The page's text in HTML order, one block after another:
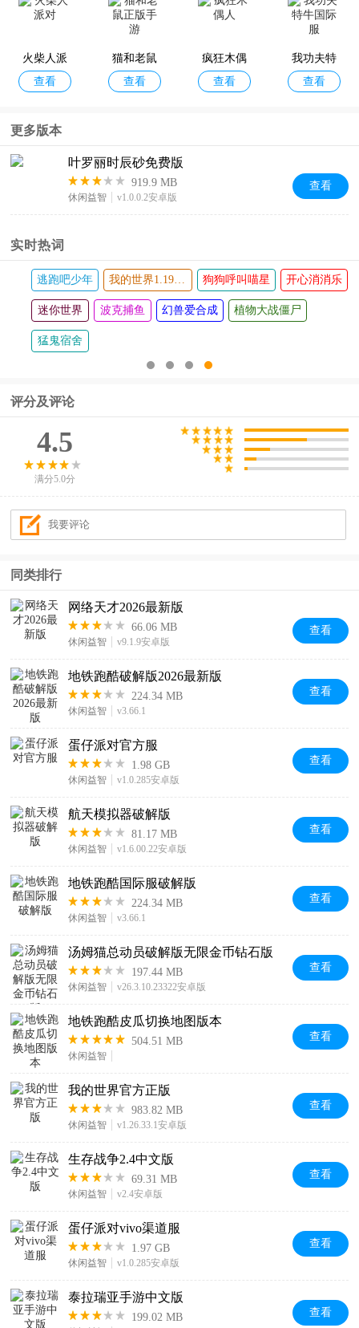
地狱边境
蜘蛛怪物
联机版
查看
死亡公园2
兰德里纳
河的地下
室
查看
火柴人派
对
查看
猫和老鼠
正版手游
查看
疯狂木偶
人
查看
我功夫特
牛国际服
查看
更多版本
叶罗丽时辰砂免费版
919.9 MB
休闲益智 v1.0.0.2安卓版
查看
实时热词
逃跑吧少年 我的世界1.19基岩版 狗狗呼叫喵星 开心消消乐
迷你世界 波克捕鱼 幻兽爱合成 植物大战僵尸
猛鬼宿舍
评分及评论
4.5
满分5.0分
同类排行
网络天才2026最新版
66.06 MB
休闲益智 v9.1.9安卓版
查看
地铁跑酷破解版2026最新版
224.34 MB
休闲益智 v3.66.1
查看
蛋仔派对官方服
1.98 GB
休闲益智 v1.0.285安卓版
查看
航天模拟器破解版
81.17 MB
休闲益智 v1.6.00.22安卓版
查看
地铁跑酷国际服破解版
224.34 MB
休闲益智 v3.66.1
查看
汤姆猫总动员破解版无限金币钻石版
197.44 MB
休闲益智 v26.3.10.23322安卓版
查看
地铁跑酷皮瓜切换地图版本
504.51 MB
休闲益智
查看
我的世界官方正版
983.82 MB
休闲益智 v1.26.33.1安卓版
查看
生存战争2.4中文版
69.31 MB
休闲益智 v2.4安卓版
查看
蛋仔派对vivo渠道服
1.97 GB
休闲益智 v1.0.285安卓版
查看
泰拉瑞亚手游中文版
199.02 MB 查看